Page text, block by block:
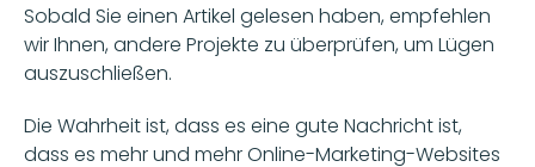
Sobald Sie einen Artikel gelesen haben, empfehlen
wir Ihnen, andere Projekte zu überprüfen, um Lügen
auszuschließen.
Die Wahrheit ist, dass es eine gute Nachricht ist,
dass es mehr und mehr Online-Marketing-Websites